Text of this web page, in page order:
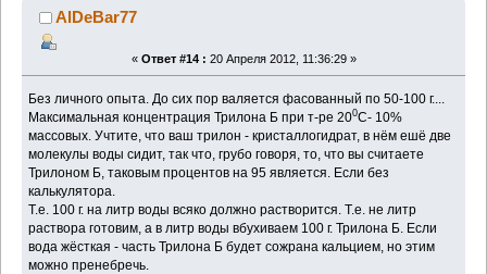
AlDeBar77
« Ответ #14 : 20 Апреля 2012, 11:36:29 »
Без личного опыта. До сих пор валяется фасованный по 50-100 г....
Максимальная концентрация Трилона Б при т-ре 200C- 10%
массовых. Учтите, что ваш трилон - кристаллогидрат, в нём ешё две
молекулы воды сидит, так что, грубо говоря, то, что вы считаете
Трилоном Б, таковым процентов на 95 является. Если без
калькулятора.
Т.е. 100 г. на литр воды всяко должно растворится. Т.е. не литр
раствора готовим, а в литр воды вбухиваем 100 г. Трилона Б. Если
вода жёсткая - часть Трилона Б будет сожрана кальцием, но этим
можно пренебречь.